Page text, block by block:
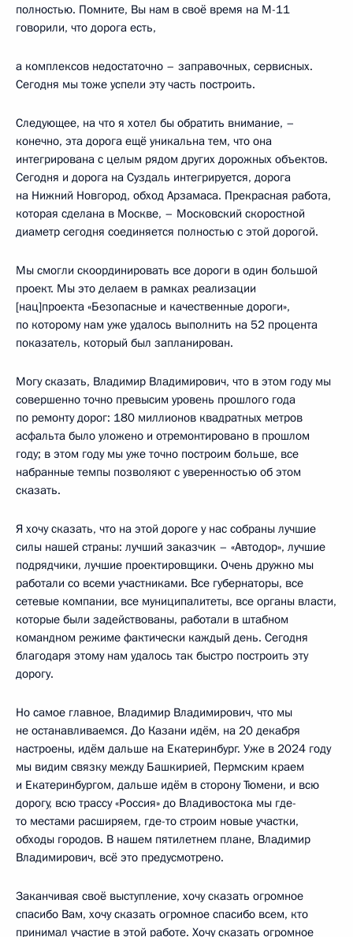
полностью. Помните, Вы нам в своё время на М-11
говорили, что дорога есть,
а комплексов недостаточно – заправочных, сервисных.
Сегодня мы тоже успели эту часть построить.
Следующее, на что я хотел бы обратить внимание, –
конечно, эта дорога ещё уникальна тем, что она
интегрирована с целым рядом других дорожных объектов.
Сегодня и дорога на Суздаль интегрируется, дорога
на Нижний Новгород, обход Арзамаса. Прекрасная работа,
которая сделана в Москве, – Московский скоростной
диаметр сегодня соединяется полностью с этой дорогой.
Мы смогли скоординировать все дороги в один большой
проект. Мы это делаем в рамках реализации
[нац]проекта «Безопасные и качественные дороги»,
по которому нам уже удалось выполнить на 52 процента
показатель, который был запланирован.
Могу сказать, Владимир Владимирович, что в этом году мы
совершенно точно превысим уровень прошлого года
по ремонту дорог: 180 миллионов квадратных метров
асфальта было уложено и отремонтировано в прошлом
году; в этом году мы уже точно построим больше, все
набранные темпы позволяют с уверенностью об этом
сказать.
Я хочу сказать, что на этой дороге у нас собраны лучшие
силы нашей страны: лучший заказчик – «Автодор», лучшие
подрядчики, лучшие проектировщики. Очень дружно мы
работали со всеми участниками. Все губернаторы, все
сетевые компании, все муниципалитеты, все органы власти,
которые были задействованы, работали в штабном
командном режиме фактически каждый день. Сегодня
благодаря этому нам удалось так быстро построить эту
дорогу.
Но самое главное, Владимир Владимирович, что мы
не останавливаемся. До Казани идём, на 20 декабря
настроены, идём дальше на Екатеринбург. Уже в 2024 году
мы видим связку между Башкирией, Пермским краем
и Екатеринбургом, дальше идём в сторону Тюмени, и всю
дорогу, всю трассу «Россия» до Владивостока мы где-
то местами расширяем, где-то строим новые участки,
обходы городов. В нашем пятилетнем плане, Владимир
Владимирович, всё это предусмотрено.
Заканчивая своё выступление, хочу сказать огромное
спасибо Вам, хочу сказать огромное спасибо всем, кто
принимал участие в этой работе. Хочу сказать огромное